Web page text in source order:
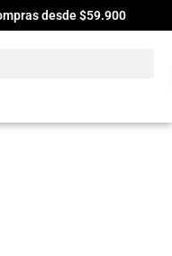
desde $59.900